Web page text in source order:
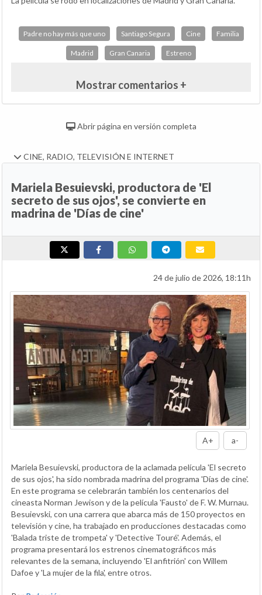
Padre no hay más que uno Santiago Segura Cine Familia
Madrid Gran Canaria Estreno
Mostrar comentarios +
Abrir página en versión completa
CINE, RADIO, TELEVISIÓN E INTERNET
Mariela Besuievski, productora de 'El
secreto de sus ojos', se convierte en
madrina de 'Días de cine'
24 de julio de 2026, 18:11h
A+ a-
Mariela Besuievski, productora de la aclamada película 'El secreto
de sus ojos', ha sido nombrada madrina del programa 'Días de cine'.
En este programa se celebrarán también los centenarios del
cineasta Norman Jewison y de la película 'Fausto' de F. W. Murnau.
Besuievski, con una carrera que abarca más de 150 proyectos en
televisión y cine, ha trabajado en producciones destacadas como
'Balada triste de trompeta' y 'Detective Touré'. Además, el
programa presentará los estrenos cinematográficos más
relevantes de la semana, incluyendo 'El anfitrión' con Willem
Dafoe y 'La mujer de la fila', entre otros.